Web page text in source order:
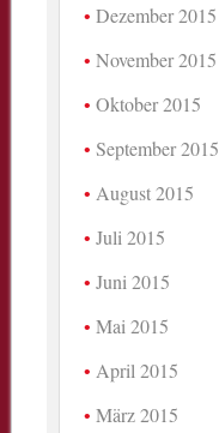
Dezember 2015
November 2015
Oktober 2015
September 2015
August 2015
Juli 2015
Juni 2015
Mai 2015
April 2015
März 2015